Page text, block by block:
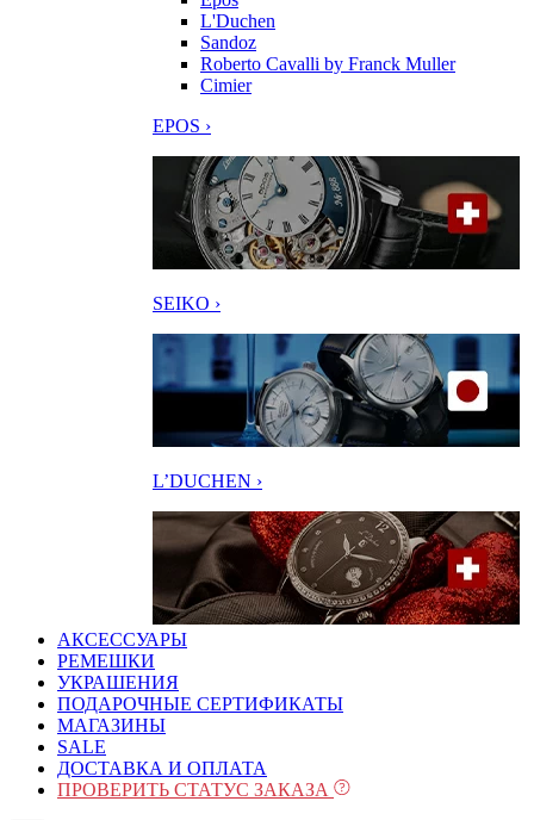
L'Duchen
Sandoz
Roberto Cavalli by Franck Muller
Cimier
EPOS ›
SEIKO ›
L’DUCHEN ›
АКСЕССУАРЫ
РЕМЕШКИ
УКРАШЕНИЯ
ПОДАРОЧНЫЕ СЕРТИФИКАТЫ
МАГАЗИНЫ
SALE
ДОСТАВКА И ОПЛАТА
ПРОВЕРИТЬ СТАТУС ЗАКАЗА